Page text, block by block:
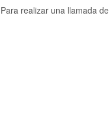
realizar una llamada